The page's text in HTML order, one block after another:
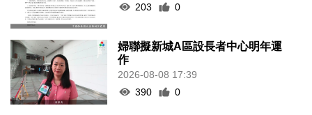
203
0
婦聯擬新城A區設長者中心明年運
作
2026-08-08 17:39
390
0